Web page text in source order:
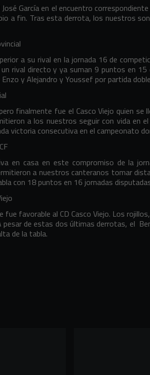
García en el encuentro
a fin. Tras esta derrota, los nuestros
a su rival en la jornada 16 de
rival directo y ya suman 9 puntos en 15
y Alejandro y Youssef por partida
finalmente fue el Casco Viejo quien
a los nuestros seguir con vida en
victoria consecutiva en el campeonato
en casa en este compromiso de la
a nuestros canteranos tomar
con 18 puntos en 16 jornadas
favorable al CD Casco Viejo. Los
de estas dos últimas derrotas, el
de la tabla.